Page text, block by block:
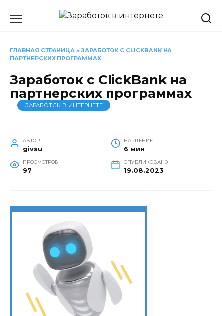
ГЛАВНАЯ СТРАНИЦА » ЗАРАБОТОК С CLICKBANK НА
ПАРТНЕРСКИХ ПРОГРАММАХ
Заработок с ClickBank на
партнерских программах
ЗАРАБОТОК В ИНТЕРНЕТЕ
АВТОР
givsu
НА ЧТЕНИЕ
6 мин
ПРОСМОТРОВ
97
ОПУБЛИКОВАНО
19.08.2023